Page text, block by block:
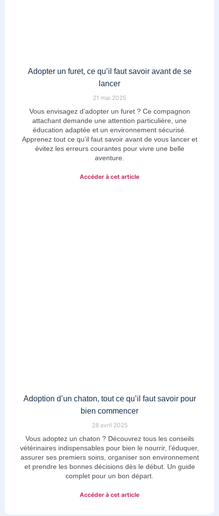
Adopter un furet, ce qu’il faut savoir avant de se
lancer
21 mai 2025
Vous envisagez d’adopter un furet ? Ce compagnon
attachant demande une attention particulière, une
éducation adaptée et un environnement sécurisé.
Apprenez tout ce qu’il faut savoir avant de vous lancer et
évitez les erreurs courantes pour vivre une belle
aventure.
Accéder à cet article
Adoption d’un chaton, tout ce qu’il faut savoir pour
bien commencer
28 avril 2025
Vous adoptez un chaton ? Découvrez tous les conseils
vétérinaires indispensables pour bien le nourrir, l’éduquer,
assurer ses premiers soins, organiser son environnement
et prendre les bonnes décisions dès le début. Un guide
complet pour un bon départ.
Accéder à cet article